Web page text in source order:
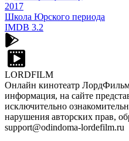
2017
Школа Юрского периода
IMDB 3.2
LORDFILM
Онлайн кинотеатр
информация, на сайте
исключительно
нарушения авторских прав,
support@odindoma-lordefilm.ru